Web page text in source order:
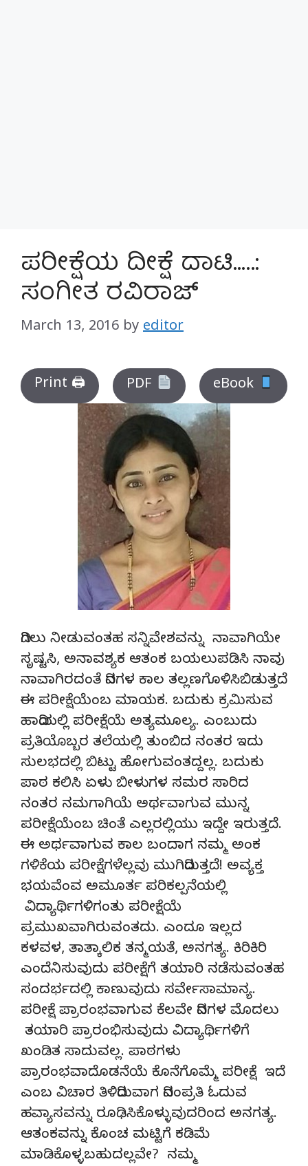
ಪರೀಕ್ಷೆಯ ದೀಕ್ಷೆ ದಾಟಿ…..:
ಸಂಗೀತ ರವಿರಾಜ್
March 13, 2016 by editor
Print 🖨 PDF eBook
ದಿಗಿಲು ನೀಡುವಂತಹ ಸನ್ನಿವೇಶವನ್ನು ನಾವಾಗಿಯೇ
ಸೃಷ್ಟಸಿ, ಅನಾವಶ್ಯಕ ಆತಂಕ ಬಯಲುಪಡಿಸಿ ನಾವು
ನಾವಾಗಿರದಂತೆ ದಿನಗಳ ಕಾಲ ತಲ್ಲಣಗೊಳಿಸಿಬಿಡುತ್ತದೆ
ಈ ಪರೀಕ್ಷೆಯೆಂಬ ಮಾಯಕ. ಬದುಕು ಕ್ರಮಿಸುವ
ಹಾದಿಯಲ್ಲಿ ಪರೀಕ್ಷೆಯೆ ಅತ್ಯಮೂಲ್ಯ. ಎಂಬುದು
ಪ್ರತಿಯೊಬ್ಬರ ತಲೆಯಲ್ಲಿ ತುಂಬಿದ ನಂತರ ಇದು
ಸುಲಭದಲ್ಲಿ ಬಿಟ್ಟು ಹೋಗುವಂತದ್ದಲ್ಲ. ಬದುಕು
ಪಾಠ ಕಲಿಸಿ ಏಳು ಬೀಳುಗಳ ಸಮರ ಸಾರಿದ
ನಂತರ ನಮಗಾಗಿಯೆ ಅರ್ಥವಾಗುವ ಮುನ್ನ
ಪರೀಕ್ಷೆಯೆಂಬ ಚಿಂತೆ ಎಲ್ಲರಲ್ಲಿಯು ಇದ್ದೇ ಇರುತ್ತದೆ.
ಈ ಅರ್ಥವಾಗುವ ಕಾಲ ಬಂದಾಗ ನಮ್ಮ ಅಂಕ
ಗಳಿಕೆಯ ಪರೀಕ್ಷೆಗಳೆಲ್ಲವು ಮುಗಿದಿರುತ್ತದೆ! ಅವ್ಯಕ್ತ
ಭಯವೆಂವ ಅಮೂರ್ತ ಪರಿಕಲ್ಪನೆಯಲ್ಲಿ
ವಿದ್ಯಾರ್ಥಿಗಳಿಗಂತು ಪರೀಕ್ಷೆಯೆ
ಪ್ರಮುಖವಾಗಿರುವಂತದು. ಎಂದೂ ಇಲ್ಲದ
ಕಳವಳ, ತಾತ್ಕಾಲಿಕ ತನ್ಮಯತೆ, ಅನಗತ್ಯ. ಕಿರಿಕಿರಿ
ಎಂದೆನಿಸುವುದು ಪರೀಕ್ಷೆಗೆ ತಯಾರಿ ನಡೆಸುವಂತಹ
ಸಂದರ್ಭದಲ್ಲಿ ಕಾಣುವುದು ಸರ್ವೇಸಾಮಾನ್ಯ.
ಪರೀಕ್ಷೆ ಪ್ರಾರಂಭವಾಗುವ ಕೆಲವೇ ದಿನಗಳ ಮೊದಲು
ತಯಾರಿ ಪ್ರಾರಂಭಿಸುವುದು ವಿದ್ಯಾರ್ಥಿಗಳಿಗೆ
ಖಂಡಿತ ಸಾದುವಲ್ಲ. ಪಾಠಗಳು
ಪ್ರಾರಂಭವಾದೊಡನೆಯೆ ಕೊನೆಗೊಮ್ಮೆ ಪರೀಕ್ಷೆ ಇದೆ
ಎಂಬ ವಿಚಾರ ತಿಳಿದಿರುವಾಗ ದಿನಂಪ್ರತಿ ಓದುವ
ಹವ್ಯಾಸವನ್ನು ರೂಢಿಸಿಕೊಳ್ಳುವುದರಿಂದ ಅನಗತ್ಯ.
ಆತಂಕವನ್ನು ಕೊಂಚ ಮಟ್ಟಿಗೆ ಕಡಿಮೆ
ಮಾಡಿಕೊಳ್ಳಬಹುದಲ್ಲವೇ? ನಮ್ಮ